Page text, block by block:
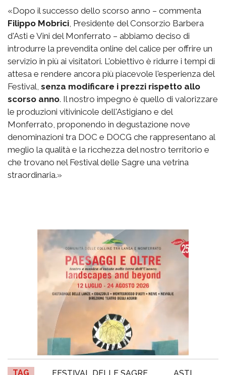
«Dopo il successo dello scorso anno – commenta
Filippo Mobrici, Presidente del Consorzio Barbera
d'Asti e Vini del Monferrato – abbiamo deciso di
introdurre la prevendita online del calice per offrire un
servizio in più ai visitatori. L'obiettivo è ridurre i tempi di
attesa e rendere ancora più piacevole l'esperienza del
Festival, senza modificare i prezzi rispetto allo
scorso anno. Il nostro impegno è quello di valorizzare
le produzioni vitivinicole dell'Astigiano e del
Monferrato, proponendo in degustazione nove
denominazioni tra DOC e DOCG che rappresentano al
meglio la qualità e la ricchezza del nostro territorio e
che trovano nel Festival delle Sagre una vetrina
straordinaria.»
TAG